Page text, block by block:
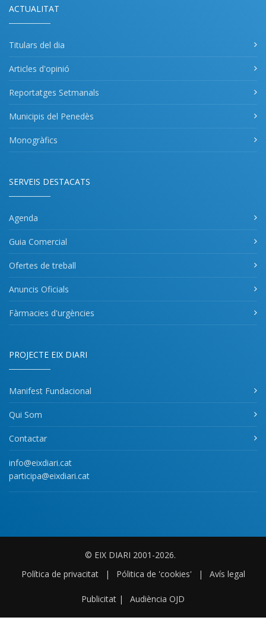
ACTUALITAT
Titulars del dia
Articles d'opinió
Reportatges Setmanals
Municipis del Penedès
Monogràfics
SERVEIS DESTACATS
Agenda
Guia Comercial
Ofertes de treball
Anuncis Oficials
Fàrmacies d'urgències
PROJECTE EIX DIARI
Manifest Fundacional
Qui Som
Contactar
info@eixdiari.cat
participa@eixdiari.cat
© EIX DIARI 2001-2026.
Política de privacitat
| Pólitica de 'cookies' | Avís legal
Publicitat | Audiència OJD